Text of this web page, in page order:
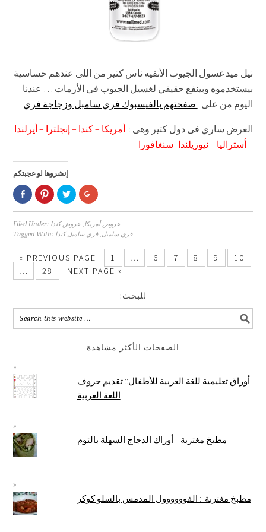
نيل ميد غسول الجيوب الأنفيه ناس كتير من اللى عندهم حساسية
بيستخدموه وبينفع حقيقي لغسيل الجيوب فى الأزمات … عندنا
اليوم من على صفحتهم بالفيسبوك فري سامبل وزجاجة فري
العرض ساري فى دول كتير وهى :: أمريكا – كندا – إنجلترا – أيرلندا
– أستراليا – نيوزيلندا- سنغافورا
إنشروها لو عجبتكم
Click
to
share
on
Facebook
(Opens
in
Click
to
share
on
Pinterest
(Opens
in
Click
to
share
on
Twitter
(Opens
in
Click
to
on
Google+
(Opens
in
window)
Filed Under: عروض أمريكا, عروض كندا
Tagged With:
فري سامبل,فري سامبل كندا
« PREVIOUS PAGE 1 … 6 7 8 9
10
…
28 NEXT PAGE »
:للبحث
الصفحات الأكثر مشاهدة
أوراق تعليمية للغة العربية للأطفال:: تقديم حروف
اللغة العربية
مطبخ مغتربة :: أوراك الدجاج السهلة بالثوم
مطبخ مغتربة :: الفوووووول المدمس بالسلو كوكر